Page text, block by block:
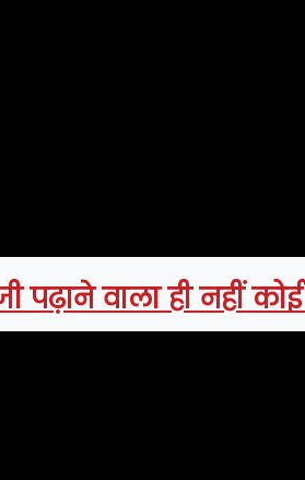
पढ़ाने वाला ही नहीं कोई